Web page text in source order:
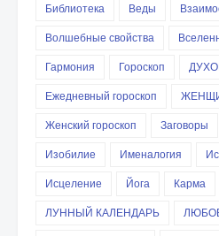
Библиотека
Веды
Волшебные свойства
Гармония
Гороскоп
Ежедневный гороскоп
Женский гороскоп
Заговоры
Изобилие
Именалогия
Исцеление
Йога Карма
ЛУННЫЙ КАЛЕНДАРЬ